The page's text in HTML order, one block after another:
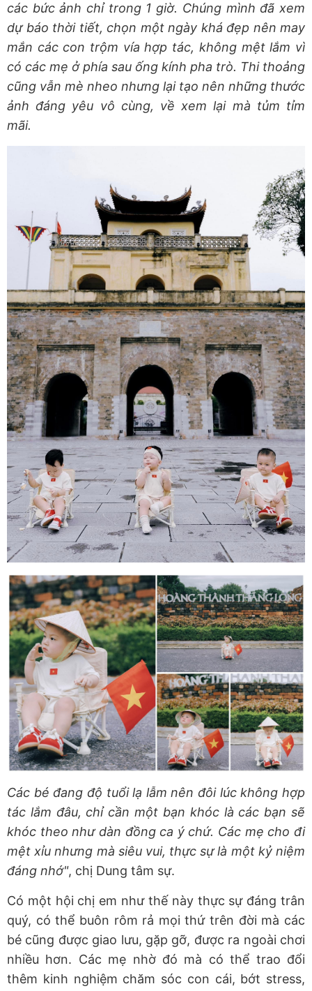
các bức ảnh chỉ trong 1 giờ. Chúng mình đã xem
dự báo thời tiết, chọn một ngày khá đẹp nên may
mắn các con trộm vía hợp tác, không mệt lắm vì
có các mẹ ở phía sau ống kính pha trò. Thi thoảng
cũng vẫn mè nheo nhưng lại tạo nên những thước
ảnh đáng yêu vô cùng, về xem lại mà tủm tỉm
mãi.
Các bé đang độ tuổi lạ lẫm nên đôi lúc không hợp
tác lắm đâu, chỉ cần một bạn khóc là các bạn sẽ
khóc theo như dàn đồng ca ý chứ. Các mẹ cho đi
mệt xỉu nhưng mà siêu vui, thực sự là một kỷ niệm
đáng nhớ", chị Dung tâm sự.
Có một hội chị em như thế này thực sự đáng trân
quý, có thể buôn rôm rả mọi thứ trên đời mà các
bé cũng được giao lưu, gặp gỡ, được ra ngoài chơi
nhiều hơn. Các mẹ nhờ đó mà có thể trao đổi
thêm kinh nghiệm chăm sóc con cái, bớt stress,